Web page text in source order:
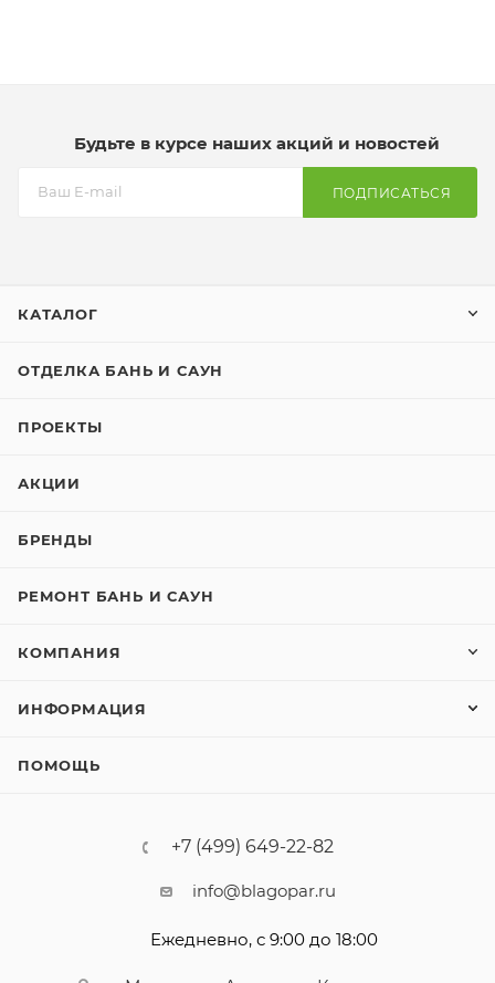
Будьте в курсе наших акций и новостей
ПОДПИСАТЬСЯ
КАТАЛОГ
ОТДЕЛКА БАНЬ И САУН
ПРОЕКТЫ
АКЦИИ
БРЕНДЫ
РЕМОНТ БАНЬ И САУН
КОМПАНИЯ
ИНФОРМАЦИЯ
ПОМОЩЬ
+7 (499) 649-22-82
info@blagopar.ru
Ежедневно, с 9:00 до 18:00